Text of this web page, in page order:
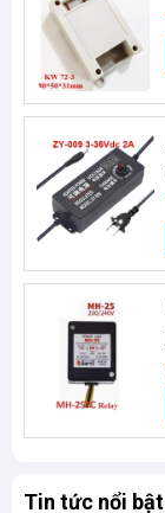
Tin tức nổi bật